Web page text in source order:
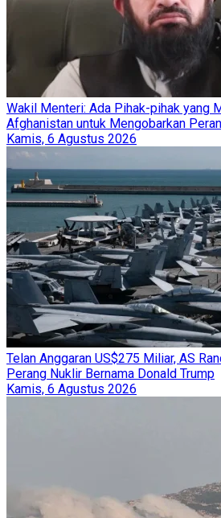
Wakil Menteri: Ada Pihak-pihak yang
Afghanistan untuk Mengobarkan
Kamis, 6 Agustus 2026
Telan Anggaran US$275 Miliar, AS
Perang Nuklir Bernama Donald Trump
Kamis, 6 Agustus 2026